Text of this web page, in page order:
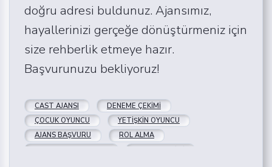
doğru adresi buldunuz. Ajansımız,
hayallerinizi gerçeğe dönüştürmeniz için
size rehberlik etmeye hazır.
Başvurunuzu bekliyoruz!
CAST AJANSI
DENEME ÇEKIMI
ÇOCUK OYUNCU
YETIŞKIN OYUNCU
AJANS BAŞVURU
ROL ALMA